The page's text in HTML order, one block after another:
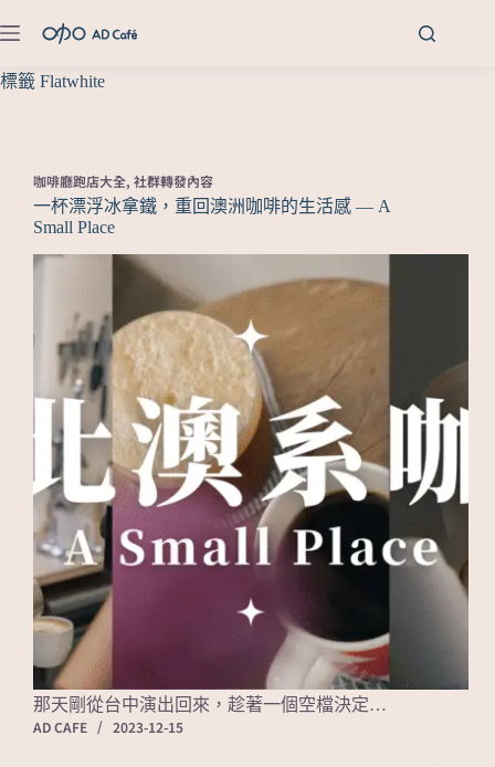
標籤 Flatwhite
咖啡廳跑店大全, 社群轉發內容
一杯漂浮冰拿鐵，重回澳洲咖啡的生活感 — A
Small Place
那天剛從台中演出回來，趁著一個空檔決定…
AD CAFE
2023-12-15